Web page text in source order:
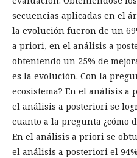
secuencias aplicadas en el
la evolución fueron de un
a priori, en el análisis a
obteniendo un 25% de
es la evolución. Con la
ecosistema? En el análisis
el análisis a posteriori se
cuanto a la pregunta ¿cómo
En el análisis a priori se
el análisis a posteriori el